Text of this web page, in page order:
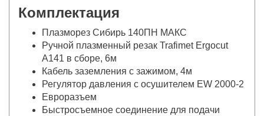
Комплектация
Плазморез Сибирь 140ПН МАКС
Ручной плазменный резак Trafimet Ergocut
A141 в сборе, 6м
Кабель заземления с зажимом, 4м
Регулятор давления с осушителем EW 2000-2
Евроразъем
Быстросъемное соединение для подачи